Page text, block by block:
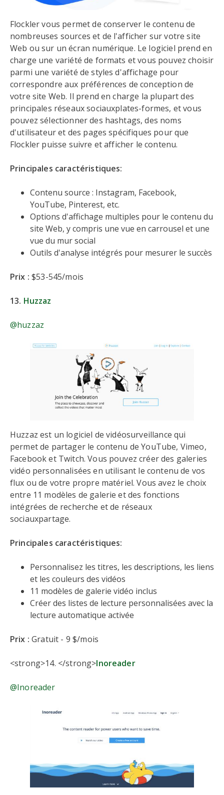
Flockler vous permet de conserver le contenu de
nombreuses sources et de l'afficher sur votre site
Web ou sur un écran numérique. Le logiciel prend en
charge une variété de formats et vous pouvez choisir
parmi une variété de styles d'affichage pour
correspondre aux préférences de conception de
votre site Web. Il prend en charge la plupart des
principales réseaux sociauxplates-formes, et vous
pouvez sélectionner des hashtags, des noms
d'utilisateur et des pages spécifiques pour que
Flockler puisse suivre et afficher le contenu.
Principales caractéristiques:
Contenu source : Instagram, Facebook,
YouTube, Pinterest, etc.
Options d'affichage multiples pour le contenu du
site Web, y compris une vue en carrousel et une
vue du mur social
Outils d'analyse intégrés pour mesurer le succès
Prix : $53-545/mois
13. Huzzaz
@huzzaz
Huzzaz est un logiciel de vidéosurveillance qui
permet de partager le contenu de YouTube, Vimeo,
Facebook et Twitch. Vous pouvez créer des galeries
vidéo personnalisées en utilisant le contenu de vos
flux ou de votre propre matériel. Vous avez le choix
entre 11 modèles de galerie et des fonctions
intégrées de recherche et de réseaux
sociauxpartage.
Principales caractéristiques:
Personnalisez les titres, les descriptions, les liens
et les couleurs des vidéos
11 modèles de galerie vidéo inclus
Créer des listes de lecture personnalisées avec la
lecture automatique activée
Prix : Gratuit - 9 $/mois
<strong>14. </strong>Inoreader
@Inoreader